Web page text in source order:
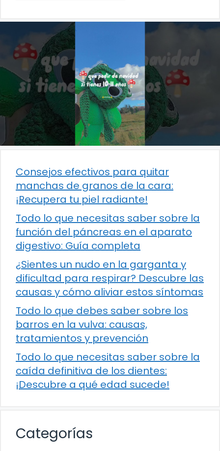
Consejos efectivos para quitar
manchas de granos de la cara:
¡Recupera tu piel radiante!
Todo lo que necesitas saber sobre la
función del páncreas en el aparato
digestivo: Guía completa
¿Sientes un nudo en la garganta y
dificultad para respirar? Descubre las
causas y cómo aliviar estos síntomas
Todo lo que debes saber sobre los
barros en la vulva: causas,
tratamientos y prevención
Todo lo que necesitas saber sobre la
caída definitiva de los dientes:
¡Descubre a qué edad sucede!
Categorías